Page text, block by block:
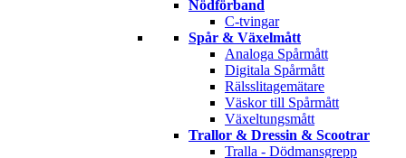
Nödförband
C-tvingar
Spår & Växelmått
Analoga Spårmått
Digitala Spårmått
Rälsslitagemätare
Väskor till Spårmått
Växeltungsmått
Trallor & Dressin & Scootrar
Tralla - Dödmansgrepp